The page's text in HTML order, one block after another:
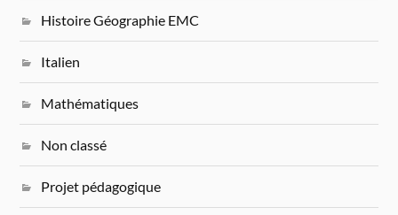
Histoire Géographie EMC
Italien
Mathématiques
Non classé
Projet pédagogique